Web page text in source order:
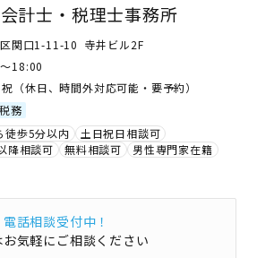
計士・税理士事務所
関口1-11-10 寺井ビル2F
18:00
（休日、時間外対応可能・要予約）
務
徒歩5分以内
土日祝日相談可
降相談可
無料相談可 男性専門家在籍
電話相談受付中！
お気軽にご相談ください